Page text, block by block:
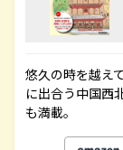
悠久の時を越え
に出合う中国西
も満載。